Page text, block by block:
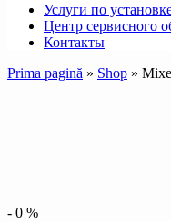
Услуги по
Центр сервисного
Контакты
Prima pagină » Shop »
- 0 %